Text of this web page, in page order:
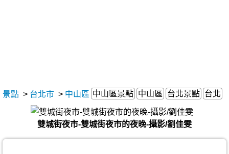
景點 > 台北市 > 中山區 中山區景點 中山區 台北景點 台北
雙城街夜市-雙城街夜市的夜晚-攝影/劉佳雯